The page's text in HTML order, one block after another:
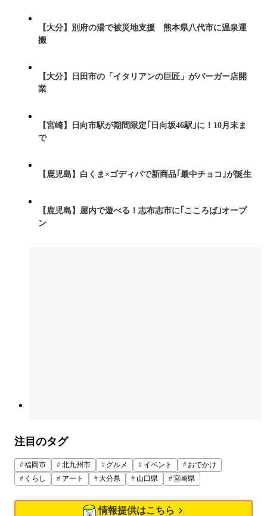
【大分】別府の湯で被災地支援 熊本県八代市に温泉運
搬
【大分】日田市の「イタリアンの巨匠」がバーガー店開
業
【宮崎】日向市駅が期間限定｢日向坂46駅｣に！10月末ま
で
【鹿児島】白くま×ゴディバで新商品｢最中チョコ｣が誕生
【鹿児島】屋内で遊べる！志布志市に｢こころば｣オープ
ン
注目のタグ
福岡市 北九州市 グルメ イベント
おでかけ
くらし
アート 大分県 山口県 宮崎県
情報提供はこちら